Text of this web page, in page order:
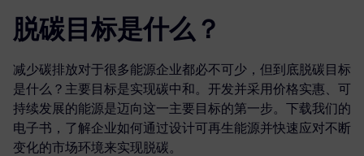
脱碳目标是什么？
减少碳排放对于很多能源企业都必不可少，但到底脱碳目标
是什么？主要目标是实现碳中和。开发并采用价格实惠、可
持续发展的能源是迈向这一主要目标的第一步。下载我们的
电子书，了解企业如何通过设计可再生能源并快速应对不断
变化的市场环境来实现脱碳。